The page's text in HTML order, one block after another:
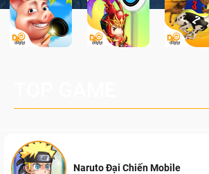
Naruto Đại Chiến Mobile